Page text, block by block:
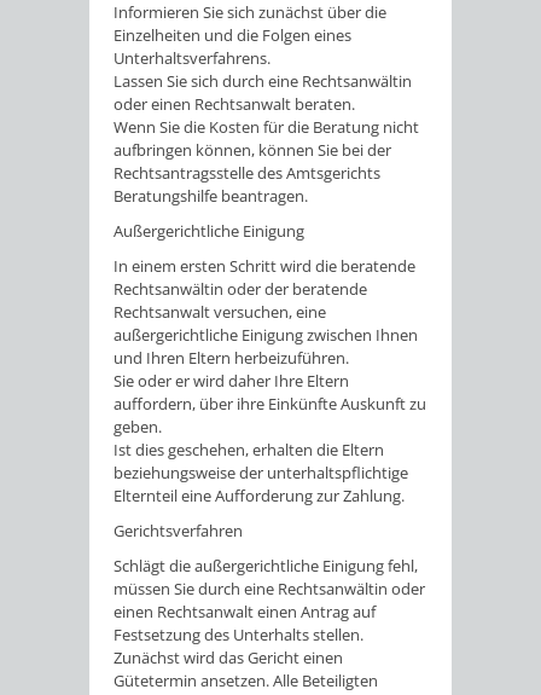
Informieren Sie sich zunächst über die
Einzelheiten und die Folgen eines
Unterhaltsverfahrens.
Lassen Sie sich durch eine Rechtsanwältin
oder einen Rechtsanwalt beraten.
Wenn Sie die Kosten für die Beratung nicht
aufbringen können, können Sie bei der
Rechtsantragsstelle des Amtsgerichts
Beratungshilfe beantragen.
Außergerichtliche Einigung
In einem ersten Schritt wird die beratende
Rechtsanwältin oder der beratende
Rechtsanwalt versuchen, eine
außergerichtliche Einigung zwischen Ihnen
und Ihren Eltern herbeizuführen.
Sie oder er wird daher Ihre Eltern
auffordern, über ihre Einkünfte Auskunft zu
geben.
Ist dies geschehen, erhalten die Eltern
beziehungsweise der unterhaltspflichtige
Elternteil eine Aufforderung zur Zahlung.
Gerichtsverfahren
Schlägt die außergerichtliche Einigung fehl,
müssen Sie durch eine Rechtsanwältin oder
einen Rechtsanwalt einen Antrag auf
Festsetzung des Unterhalts stellen.
Zunächst wird das Gericht einen
Gütetermin ansetzen.Alle Beteiligten